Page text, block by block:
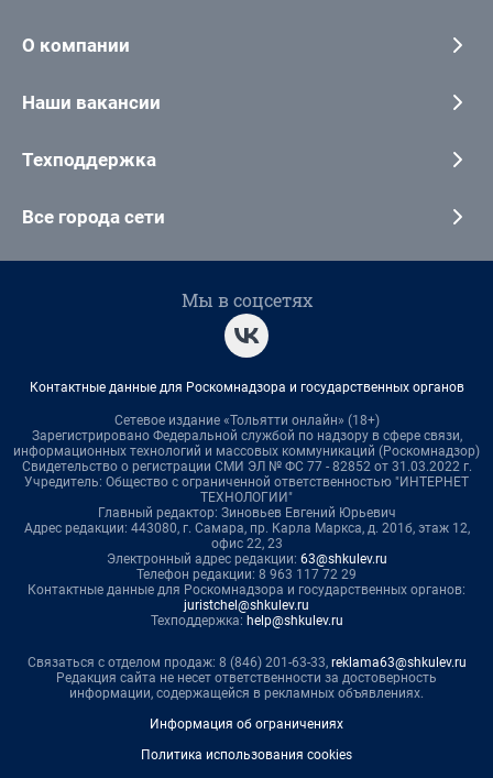
О компании
Наши вакансии
Техподдержка
Все города сети
Мы в соцсетях
Контактные данные для Роскомнадзора и государственных органов
Сетевое издание «Тольятти онлайн» (18+)
Зарегистрировано Федеральной службой по надзору в сфере связи,
информационных технологий и массовых коммуникаций (Роскомнадзор)
Свидетельство о регистрации СМИ ЭЛ № ФС 77 - 82852 от 31.03.2022 г.
Учредитель: Общество с ограниченной ответственностью "ИНТЕРНЕТ
ТЕХНОЛОГИИ"
Главный редактор: Зиновьев Евгений Юрьевич
Адрес редакции: 443080, г. Самара, пр. Карла Маркса, д. 201б, этаж 12,
офис 22, 23
Электронный адрес редакции: 63@shkulev.ru
Телефон редакции: 8 963 117 72 29
Контактные данные для Роскомнадзора и государственных органов:
juristchel@shkulev.ru
Техподдержка: help@shkulev.ru
Связаться с отделом продаж: 8 (846) 201-63-33, reklama63@shkulev.ru
Редакция сайта не несет ответственности за достоверность
информации, содержащейся в рекламных объявлениях.
Информация об ограничениях
Политика использования cookies